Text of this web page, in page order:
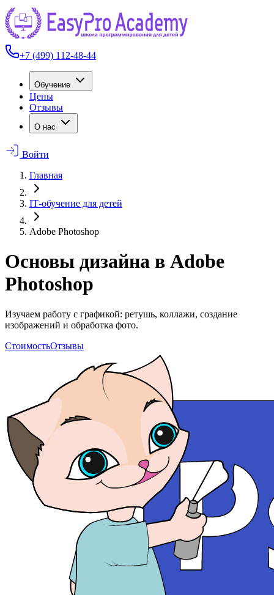
+7 (499) 112-48-44
Обучение
Цены
Отзывы
О нас
Войти
Главная
IT‑обучение для детей
Adobe Photoshop
Основы дизайна в Adobe
Photoshop
Изучаем работу с графикой: ретушь, коллажи, создание
изображений и обработка фото.
СтоимостьОтзывы